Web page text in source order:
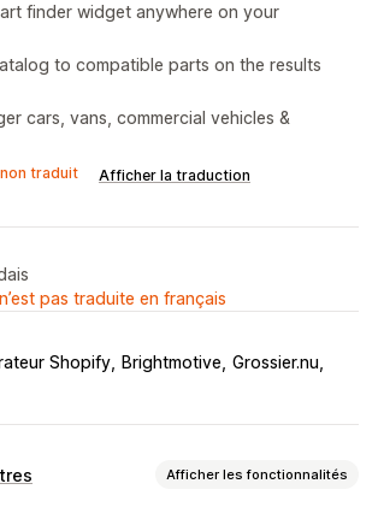
finder widget anywhere on your
to compatible parts on the results
cars, vans, commercial vehicles &
traduit Afficher la traduction
pas traduite en français
Shopify Brightmotive Grossier.nu
Afficher les fonctionnalités